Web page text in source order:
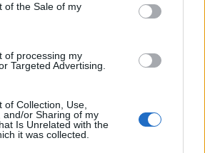
of the Sale of my
of processing my
Targeted Advertising.
of Collection, Use,
and/or Sharing of my
Is Unrelated with the
it was collected.
muito usado em painéis